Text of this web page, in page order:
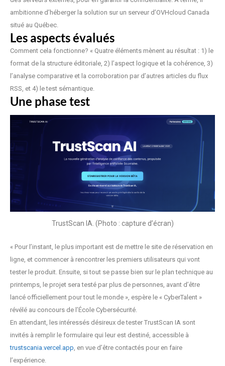
ambitionne d’héberger la solution sur un serveur d’OVHcloud Canada
situé au Québec.
Les aspects évalués
Comment cela fonctionne? « Quatre éléments mènent au résultat : 1) le
format de la structure éditoriale, 2) l’aspect logique et la cohérence, 3)
l’analyse comparative et la corroboration par d’autres articles du flux
RSS, et 4) le test sémantique.
Une phase test
TrustScan IA. (Photo : capture d’écran)
« Pour l’instant, le plus important est de mettre le site de réservation en
ligne, et commencer à rencontrer les premiers utilisateurs qui vont
tester le produit. Ensuite, si tout se passe bien sur le plan technique au
printemps, le projet sera testé par plus de personnes, avant d’être
lancé officiellement pour tout le monde », espère le « CyberTalent »
révélé au concours de l’École Cybersécurité.
En attendant, les intéressés désireux de tester TrustScan IA sont
invités à remplir le formulaire qui leur est destiné, accessible à
trustscania.vercel.app, en vue d’être contactés pour en faire
l’expérience.